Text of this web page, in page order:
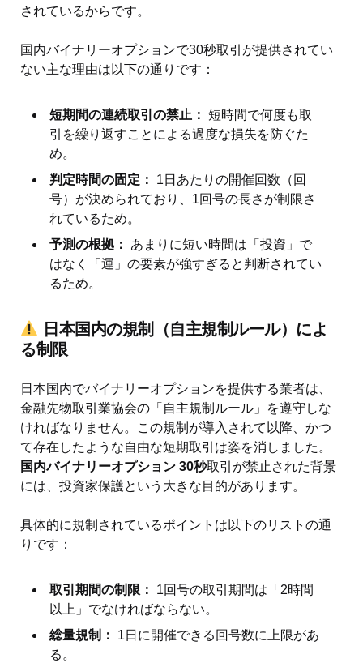
されているからです。
国内バイナリーオプションで30秒取引が提供されてい
ない主な理由は以下の通りです：
短期間の連続取引の禁止： 短時間で何度も取
引を繰り返すことによる過度な損失を防ぐた
め。
判定時間の固定：
1日あたりの開催回数（回
号）が決められており、1回号の長さが制限さ
れているため。
予測の根拠：
あまりに短い時間は「投資」で
はなく「運」の要素が強すぎると判断されてい
るため。
日本国内の規制（自主規制ルール）によ
る制限
日本国内でバイナリーオプションを提供する業者は、
金融先物取引業協会の「自主規制ルール」を遵守しな
ければなりません。この規制が導入されて以降、かつ
て存在したような自由な短期取引は姿を消しました。
国内バイナリーオプション 30秒取引が禁止された背景
には、投資家保護という大きな目的があります。
具体的に規制されているポイントは以下のリストの通
りです：
取引期間の制限：
1回号の取引期間は「2時間
以上」でなければならない。
総量規制：
1日に開催できる回号数に上限があ
る。